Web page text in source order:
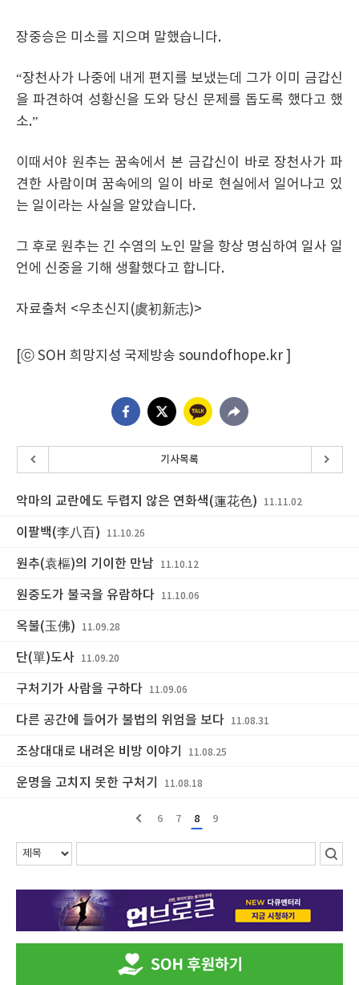
장중승은 미소를 지으며 말했습니다.
“장천사가 나중에 내게 편지를 보냈는데 그가 이미 금갑신
을 파견하여 성황신을 도와 당신 문제를 돕도록 했다고 했
소.”
이때서야 원추는 꿈속에서 본 금갑신이 바로 장천사가 파
견한 사람이며 꿈속에의 일이 바로 현실에서 일어나고 있
는 일이라는 사실을 알았습니다.
그 후로 원추는 긴 수염의 노인 말을 항상 명심하여 일사 일
언에 신중을 기해 생활했다고 합니다.
자료출처 <우초신지(虞初新志)>
[ⓒ SOH 희망지성 국제방송 soundofhope.kr ]
기사목록
악마의 교란에도 두렵지 않은 연화색(蓮花色) 11.11.02
이팔백(李八百) 11.10.26
원추(袁樞)의 기이한 만남 11.10.12
원중도가 불국을 유람하다 11.10.06
옥불(玉佛) 11.09.28
단(單)도사 11.09.20
구처기가 사람을 구하다 11.09.06
다른 공간에 들어가 불법의 위엄을 보다 11.08.31
조상대대로 내려온 비방 이야기 11.08.25
운명을 고치지 못한 구처기 11.08.18
6 7 8 9